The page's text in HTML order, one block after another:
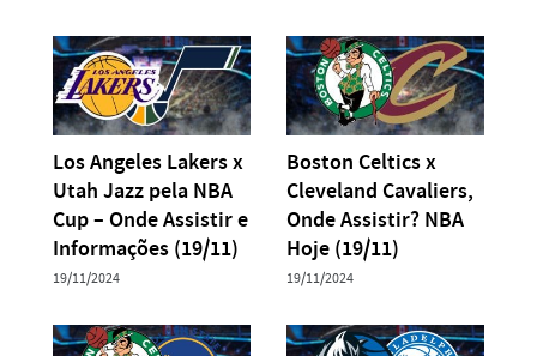
Los Angeles Lakers x
Utah Jazz pela NBA
Cup – Onde Assistir e
Informações (19/11)
19/11/2024
Boston Celtics x
Cleveland Cavaliers,
Onde Assistir? NBA
Hoje (19/11)
19/11/2024